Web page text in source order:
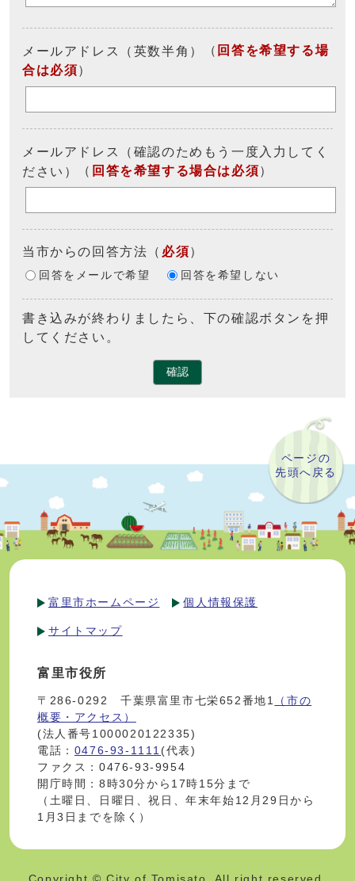
メールアドレス（英数半角） （ 回答を希望する場
合は必須）
メールアドレス（確認のためもう一度入力してく
ださい）
（ 回答を希望する場合は必須）
当市からの回答方法 （ 必須）
回答をメールで希望 回答を希望しない
書き込みが終わりましたら、下の確認ボタンを押
してください。
確認
ページの
先頭へ戻る
富里市ホームページ 個人情報保護
サイトマップ
富里市役所
〒286-0292 千葉県富里市七栄652番地1
（市の
概要・アクセス）
(法人番号1000020122335)
電話： 0476-93-1111(代表)
ファクス：0476-93-9954
開庁時間：8時30分から17時15分まで
（土曜日、日曜日、祝日、年末年始12月29日から
1月3日までを除く）